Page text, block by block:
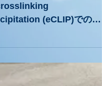
(eCLIP)での
会合解析、細胞ベース
スクリーニング、などの
から、LIN28Aはシスエ